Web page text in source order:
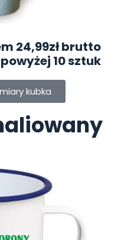
24,99zł brutto
10 sztuk
kubka